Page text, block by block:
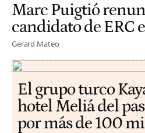
Marc Puigtió
candidato de ERC
Gerard Mateo
El grupo turco
hotel Meliá del
por más de 100